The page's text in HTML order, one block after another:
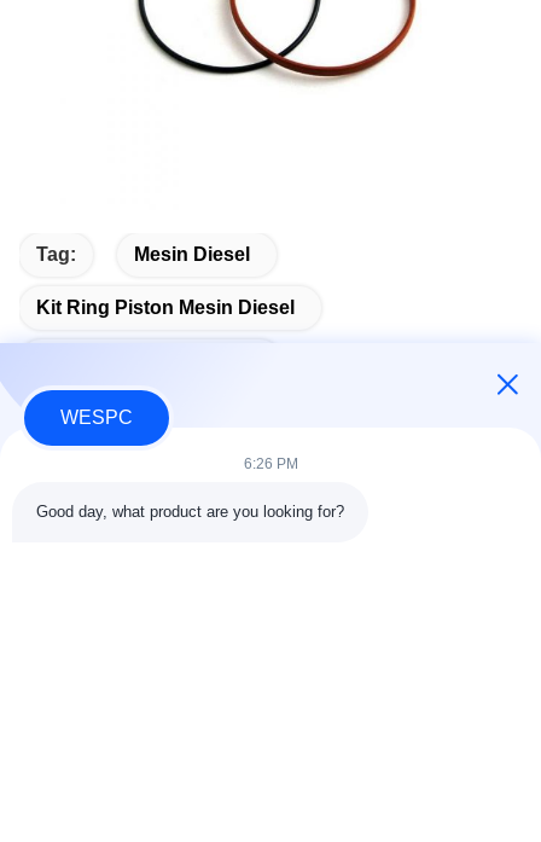
Tag: Mesin Diesel
Kit Ring Piston Mesin Diesel
Kontak Cepat
WESPC
6:26 PM
Good day, what product are you looking for?